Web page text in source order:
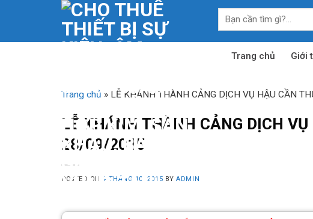
Tìm
kiếm:
Trang chủ Giới
Trang chủ » LỄ KHÁNH THÀNH CẢNG DỊCH VỤ HẬU CẦN
LỄ KHÁNH THÀNH CẢNG DỊCH
28/09/2015
POSTED ON 4 THÁNG 10, 2015 BYADMIN